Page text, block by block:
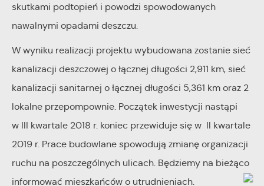
skutkami podtopień i powodzi spowodowanych
nawalnymi opadami deszczu.
W wyniku realizacji projektu wybudowana zostanie sieć
kanalizacji deszczowej o łącznej długości 2,911 km, sieć
kanalizacji sanitarnej o łącznej długości 5,361 km oraz 2
lokalne przepompownie. Początek inwestycji nastąpi
w III kwartale 2018 r. koniec przewiduje się w II kwartale
2019 r. Prace budowlane spowodują zmianę organizacji
ruchu na poszczególnych ulicach. Będziemy na bieżąco
informować mieszkańców o utrudnieniach.